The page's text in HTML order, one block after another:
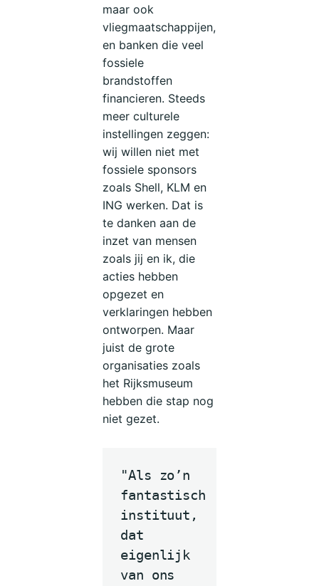
maar ook
vliegmaatschappijen,
en banken die veel
fossiele
brandstoffen
financieren. Steeds
meer culturele
instellingen zeggen:
wij willen niet met
fossiele sponsors
zoals Shell, KLM en
ING werken. Dat is
te danken aan de
inzet van mensen
zoals jij en ik, die
acties hebben
opgezet en
verklaringen hebben
ontworpen. Maar
juist de grote
organisaties zoals
het Rijksmuseum
hebben die stap nog
niet gezet.
"Als zo’n
fantastisch
instituut,
dat
eigenlijk
van ons